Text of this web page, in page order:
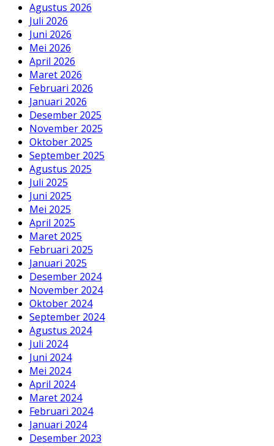
Agustus 2026
Juli 2026
Juni 2026
Mei 2026
April 2026
Maret 2026
Februari 2026
Januari 2026
Desember 2025
November 2025
Oktober 2025
September 2025
Agustus 2025
Juli 2025
Juni 2025
Mei 2025
April 2025
Maret 2025
Februari 2025
Januari 2025
Desember 2024
November 2024
Oktober 2024
September 2024
Agustus 2024
Juli 2024
Juni 2024
Mei 2024
April 2024
Maret 2024
Februari 2024
Januari 2024
Desember 2023